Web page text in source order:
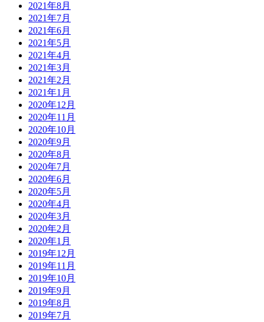
2021年8月
2021年7月
2021年6月
2021年5月
2021年4月
2021年3月
2021年2月
2021年1月
2020年12月
2020年11月
2020年10月
2020年9月
2020年8月
2020年7月
2020年6月
2020年5月
2020年4月
2020年3月
2020年2月
2020年1月
2019年12月
2019年11月
2019年10月
2019年9月
2019年8月
2019年7月